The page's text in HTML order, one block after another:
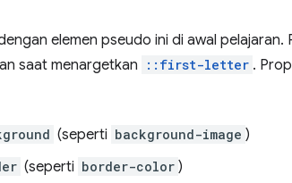
elemen pseudo ini di awal
saat menargetkan
::first-letter .
(seperti background-image )
(seperti border-color )